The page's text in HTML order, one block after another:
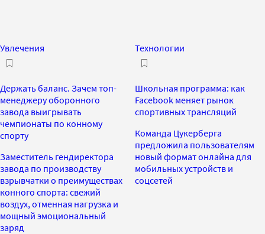
Увлечения
Держать баланс. Зачем топ-
менеджеру оборонного
завода выигрывать
чемпионаты по конному
спорту
Заместитель гендиректора
завода по производству
взрывчатки о преимуществах
конного спорта: свежий
воздух, отменная нагрузка и
мощный эмоциональный
заряд
Технологии
Школьная программа: как
Facebook меняет рынок
спортивных трансляций
Команда Цукерберга
предложила пользователям
новый формат онлайна для
мобильных устройств и
соцсетей